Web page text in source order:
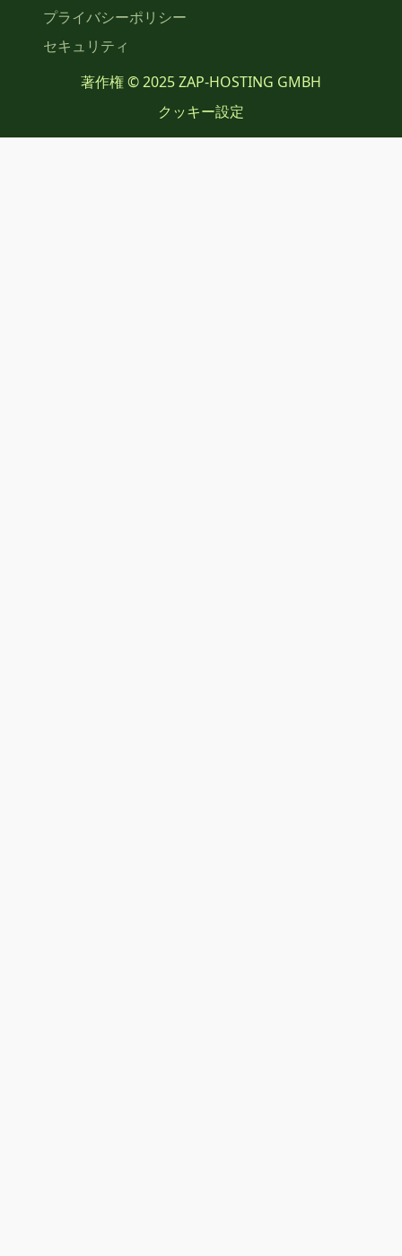
プライバシーポリシー
セキュリティ
著作権 © 2025 ZAP-HOSTING GMBH
クッキー設定